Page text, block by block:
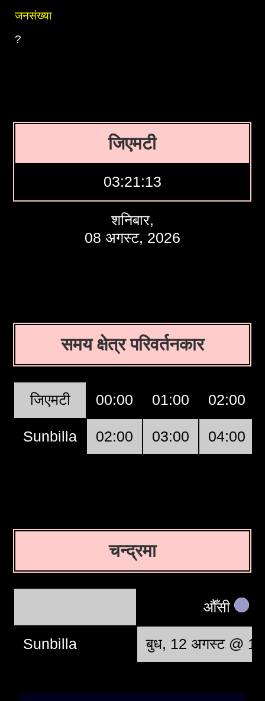
जनसंख्या
?
जिएमटी
03:21:14
शनिबार,
08 अगस्ट, 2026
समय क्षेत्र परिवर्तनकार
जिएमटी 00:00 01:00 02:00
Sunbilla 02:00 03:00 04:00
चन्द्रमा
औँसी
Sunbilla बुध, 12 अगस्ट @